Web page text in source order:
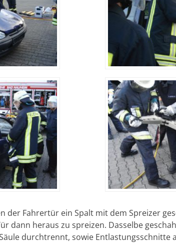
der Fahrertür ein Spalt mit dem Spreizer
dann heraus zu spreizen. Dasselbe
durchtrennt, sowie Entlastungsschnitte